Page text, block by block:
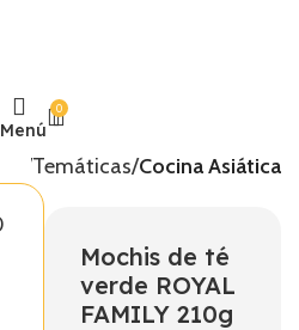
Menú
0
Temáticas Cocina Asiática
Mochis de té
verde ROYAL
FAMILY 210g